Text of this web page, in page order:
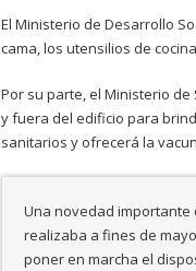
El Ministerio de Desarrollo
cama, los utensilios de
Por su parte, el Ministerio
y fuera del edificio para
sanitarios y ofrecerá la
Una novedad importante
realizaba a fines de
poner en marcha el